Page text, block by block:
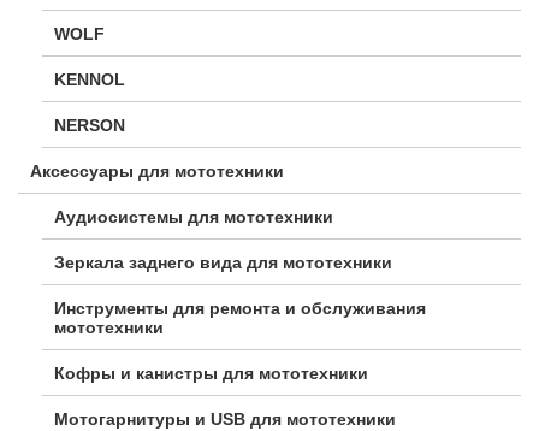
WOLF
KENNOL
NERSON
Аксессуары для мототехники
Аудиосистемы для мототехники
Зеркала заднего вида для мототехники
Инструменты для ремонта и обслуживания
мототехники
Кофры и канистры для мототехники
Мотогарнитуры и USB для мототехники